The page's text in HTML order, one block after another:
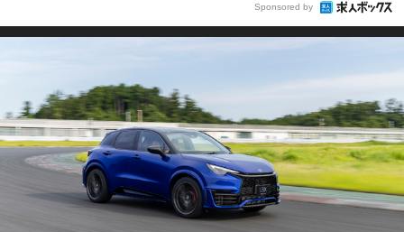
Sponsored by